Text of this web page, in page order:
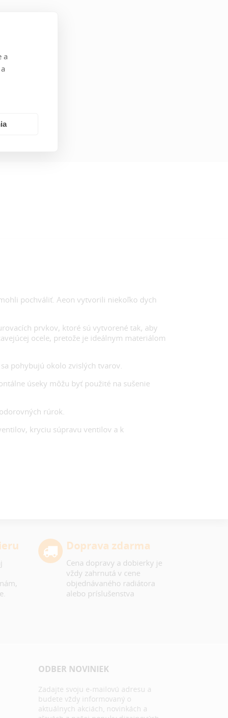
pochváliť. Aeon vytvorili niekoľko dych
prvkov, ktoré sú vytvorené tak, aby
ocele, pretože je ideálnym materiálom
pohybujú okolo zvislých tvarov.
úseky môžu byť použité na sušenie
rúrok.
kryciu súpravu ventilov a k
Doprava zdarma
Cena dopravy a dobierky je
vždy zahrnutá v cene
objednávaného radiátora
alebo príslušenstva
ODBER NOVINIEK
Zadajte svoju e-mailovú adresu a
budete vždy informovaný o
aktuálnych akciách, novinkách a
a